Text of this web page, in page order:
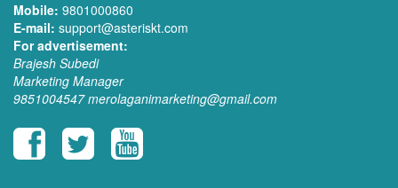
Mobile: 9801000860
E-mail: support@asteriskt.com
For advertisement:
Brajesh Subedi
Marketing Manager
9851004547 merolaganimarketing@gmail.com